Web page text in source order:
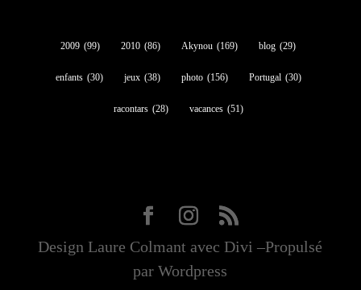
2009 (99) 2010 (86) Akynou (169) blog (29)
enfants (30) jeux (38) photo (156) Portugal (30)
racontars (28) vacances (51)
Design Laure Colmant avec Divi –Propulsé
par Wordpress